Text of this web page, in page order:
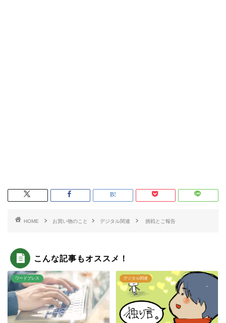
HOME お買い物のこと デジタル関連 挑戦とご報告
こんな記事もオススメ！
ワードプレス デジタル関連